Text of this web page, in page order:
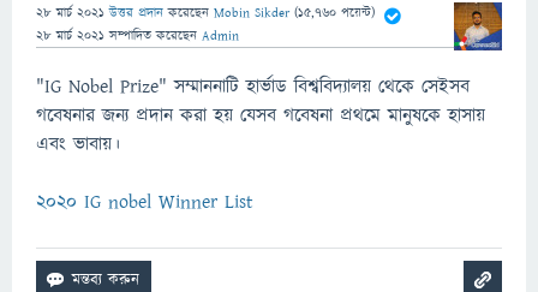
28 মার্চ 2021 উত্তর প্রদান করেছেন Mobin Sikder (15,760 পয়েন্ট)
28 মার্চ 2021 সম্পাদিত করেছেন Admin
"IG Nobel Prize" সম্মাননাটি হার্ভাড বিশ্ববিদ্যালয় থেকে সেইসব
গবেষনার জন্য প্রদান করা হয় যেসব গবেষনা প্রথমে মানুষকে হাসায়
এবং ভাবায়।
2020 IG nobel Winner List